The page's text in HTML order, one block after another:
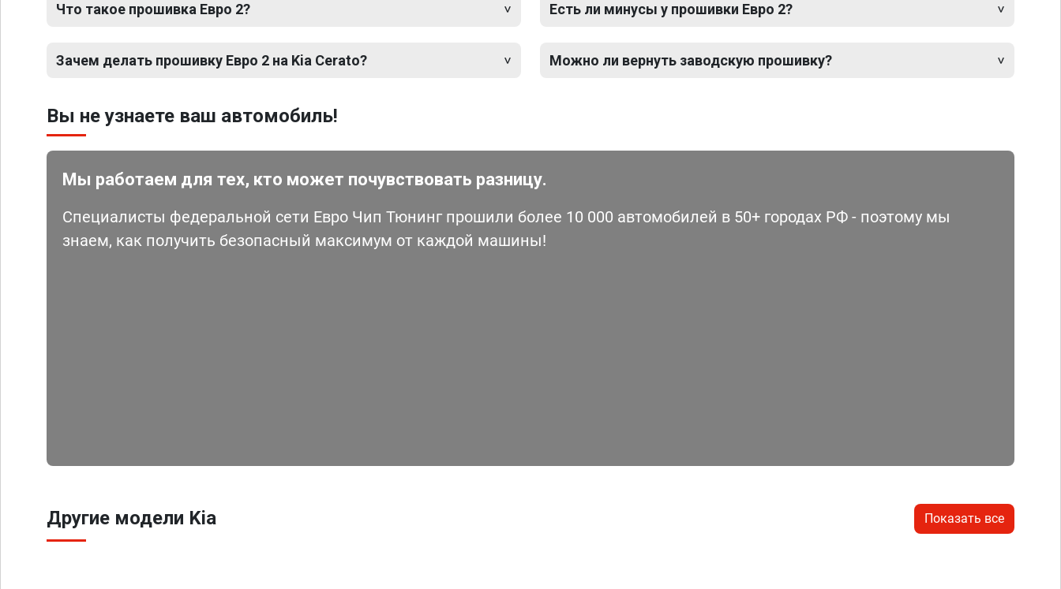
Что такое прошивка Евро 2?
Зачем делать прошивку Евро 2 на Kia Cerato?
Есть ли минусы у прошивки Евро 2?
Можно ли вернуть заводскую прошивку?
Вы не узнаете ваш автомобиль!
Мы работаем для тех, кто может почувствовать разницу.
Специалисты федеральной сети Евро Чип Тюнинг прошили более 10 000 автомобилей в 50+ городах РФ - поэтому мы
знаем, как получить безопасный максимум от каждой машины!
Другие модели Kia Показать все